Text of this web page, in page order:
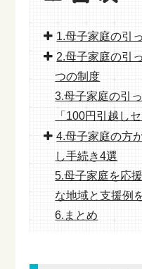
1.母子家庭の引
2.母子家庭の引
つの制度
3.母子家庭の引
「100円引越し
4.母子家庭の方
し手続き4選
5.母子家庭を応
な地域と支援例
6.まとめ